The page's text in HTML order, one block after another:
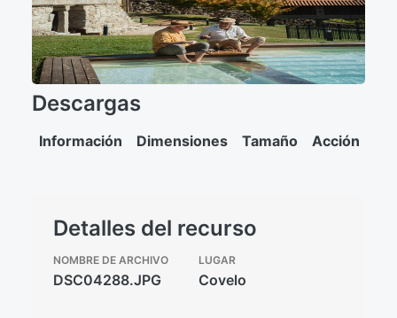
Descargas
Información Dimensiones Tamaño Acción
Detalles del recurso
NOMBRE DE ARCHIVO
DSC04288.JPG
LUGAR
Covelo